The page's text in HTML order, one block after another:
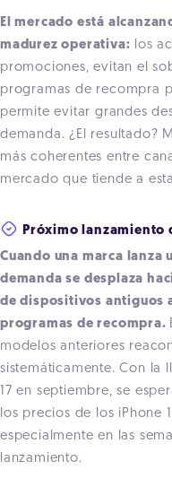
El mercado está
madurez operativa: los
promociones, evitan el
programas de recompra
permite evitar grandes
demanda. ¿El resultado?
más coherentes entre
mercado que tiende a
Próximo lanzamiento
Cuando una marca lanza
demanda se desplaza
de dispositivos antiguos
programas de recompra.
modelos anteriores
sistemáticamente. Con la
17 en septiembre, se
los precios de los iPhone
especialmente en las
lanzamiento.